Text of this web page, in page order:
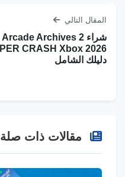
المقال التالي
شراء Arcade Archives 2
دليلك الشامل
مقالات ذات صلة